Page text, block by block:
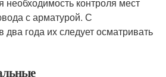
необходимость контроля мест
с арматурой. С
два года их следует осматривать